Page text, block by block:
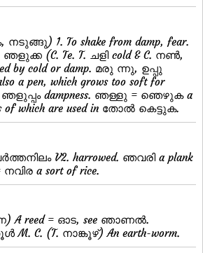
1. To shake from damp, fear.
ഞളുക്ക (C. Te. T. ചളി cold & C. നണ്‍,
by cold or damp. മരു ന്നു, ഉപ്പു
pen, which grows too soft for
ഞളുപ്പം dampness. ഞള്ളു = ഞെഴുക a
of which are used in തോല്‍ കെട്ടുക.
V2. harrowed. ഞവരി a plank
a sort of rice.
A reed = ഓട, see ഞാണല്‍.
C. (T. നാങ്കൂഴ്) An earth-worm.